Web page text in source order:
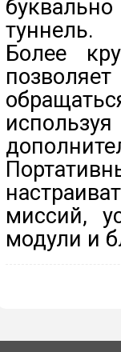
туннель.
Более
миссий,
модули и